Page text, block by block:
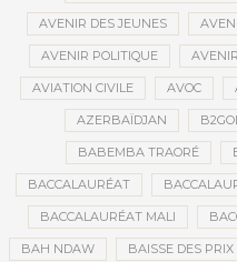
AVENIR DES JEUNES
AVENIR POLITIQUE
AVIATION CIVILE AVOC
AZERBAÏDJAN
BABEMBA TRAORÉ
BACCALAURÉAT
BACCALAURÉAT MALI
BAH NDAW BAISSE DES PRIX